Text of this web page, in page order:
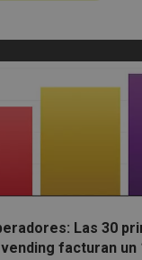
Las 30
facturan un